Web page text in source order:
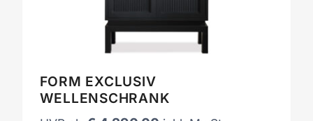
FORM EXCLUSIV
WELLENSCHRANK